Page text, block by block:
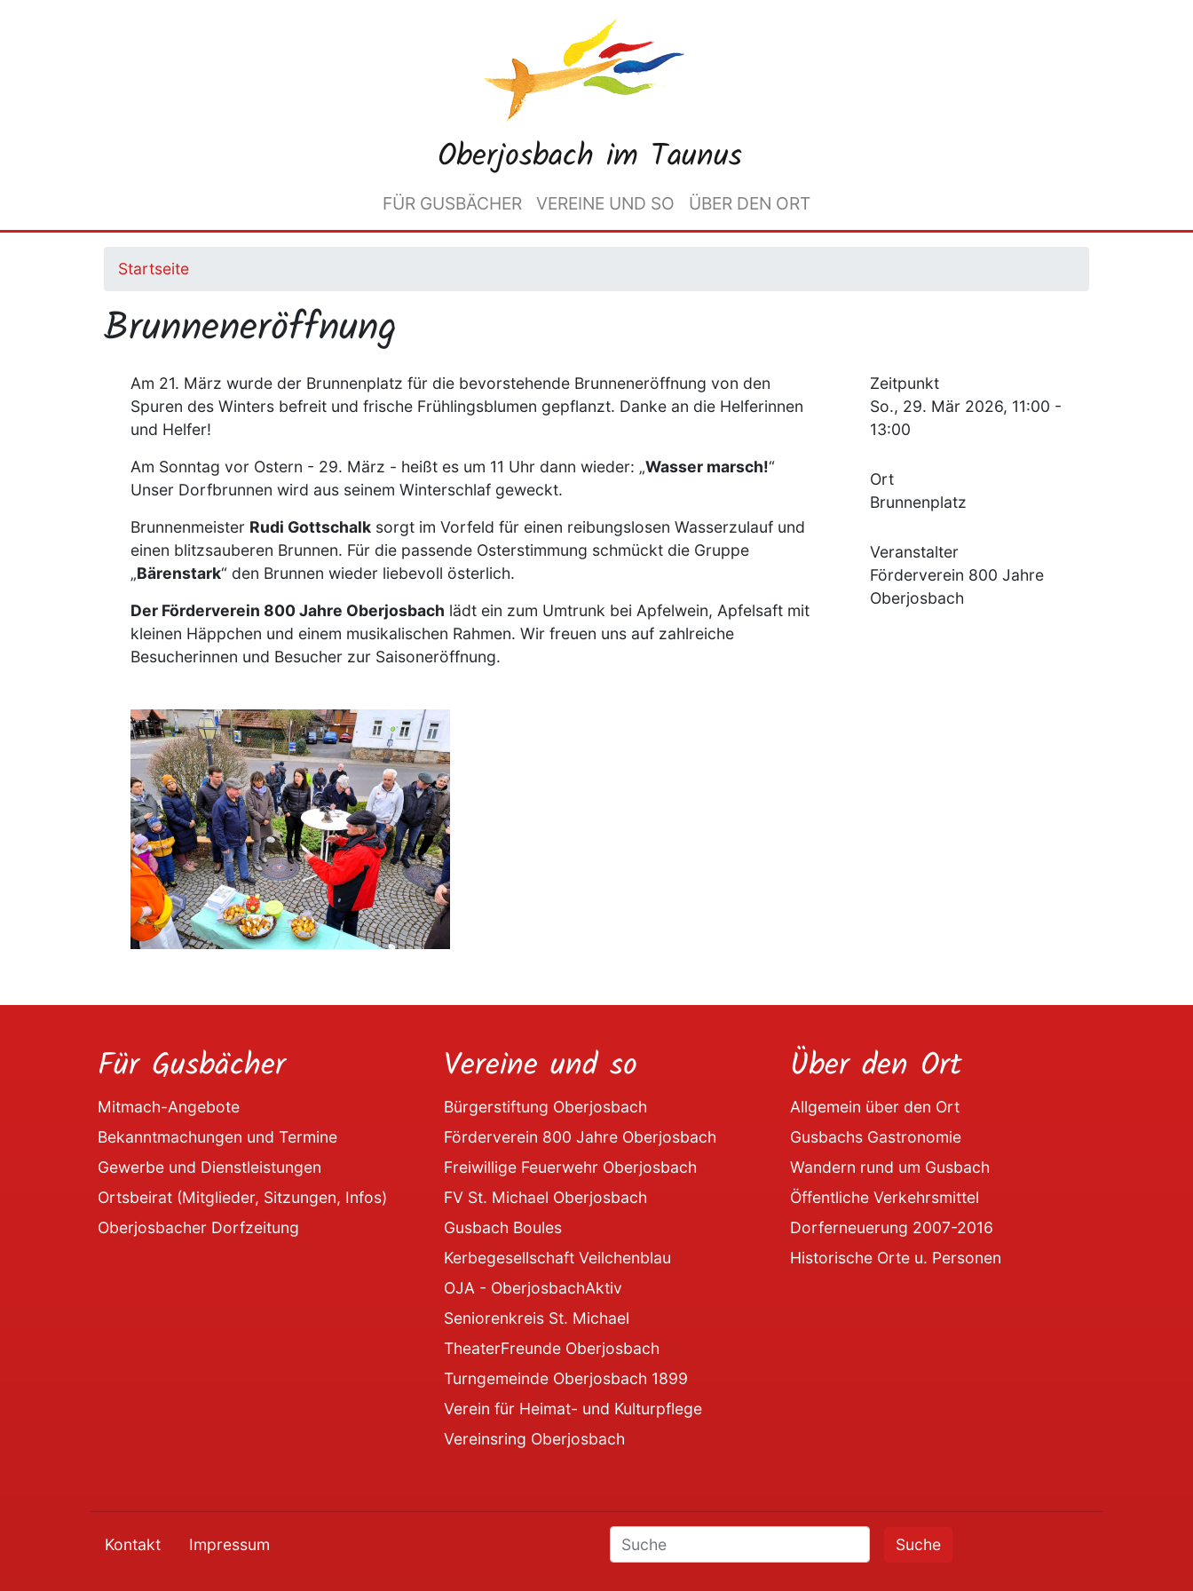
Oberjosbach im Taunus
FÜR GUSBÄCHER VEREINE UND SO ÜBER DEN ORT
Startseite
Brunneneröffnung
Am 21. März wurde der Brunnenplatz für die bevorstehende Brunneneröffnung von den
Spuren des Winters befreit und frische Frühlingsblumen gepflanzt. Danke an die Helferinnen
und Helfer!
Am Sonntag vor Ostern - 29. März - heißt es um 11 Uhr dann wieder: „Wasser marsch!“
Unser Dorfbrunnen wird aus seinem Winterschlaf geweckt.
Brunnenmeister Rudi Gottschalk sorgt im Vorfeld für einen reibungslosen Wasserzulauf und
einen blitzsauberen Brunnen. Für die passende Osterstimmung schmückt die Gruppe
„Bärenstark“ den Brunnen wieder liebevoll österlich.
Der Förderverein 800 Jahre Oberjosbach lädt ein zum Umtrunk bei Apfelwein, Apfelsaft mit
kleinen Häppchen und einem musikalischen Rahmen. Wir freuen uns auf zahlreiche
Besucherinnen und Besucher zur Saisoneröffnung.
Image
Zeitpunkt
So., 29. Mär 2026, 11:00 -
13:00
Ort
Brunnenplatz
Veranstalter
Förderverein 800 Jahre
Oberjosbach
Für Gusbächer
Mitmach-Angebote
Bekanntmachungen und Termine
Gewerbe und Dienstleistungen
Ortsbeirat (Mitglieder, Sitzungen, Infos)
Oberjosbacher Dorfzeitung
Vereine und so
Bürgerstiftung Oberjosbach
Förderverein 800 Jahre Oberjosbach
Freiwillige Feuerwehr Oberjosbach
FV St. Michael Oberjosbach
Gusbach Boules
Kerbegesellschaft Veilchenblau
OJA - OberjosbachAktiv
Seniorenkreis St. Michael
TheaterFreunde Oberjosbach
Turngemeinde Oberjosbach 1899
Verein für Heimat- und Kulturpflege
Vereinsring Oberjosbach
Über den Ort
Allgemein über den Ort
Gusbachs Gastronomie
Wandern rund um Gusbach
Öffentliche Verkehrsmittel
Dorferneuerung 2007-2016
Historische Orte u. Personen
Kontakt Impressum